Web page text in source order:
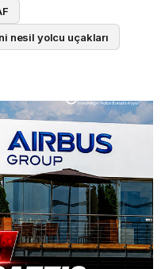
nesil yolcu uçakları